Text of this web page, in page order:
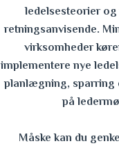
ledelsesteorier
retningsanvisende.
virksomheder
implementere nye
planlægning, sparring
på
Måske kan du